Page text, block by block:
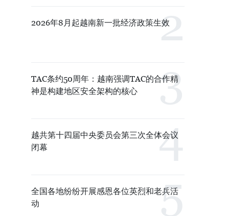
2026年8月起越南新一批经济政策生效
TAC条约50周年：越南强调TAC的合作精
神是构建地区安全架构的核心
越共第十四届中央委员会第三次全体会议
闭幕
全国各地纷纷开展感恩各位英烈和老兵活
动